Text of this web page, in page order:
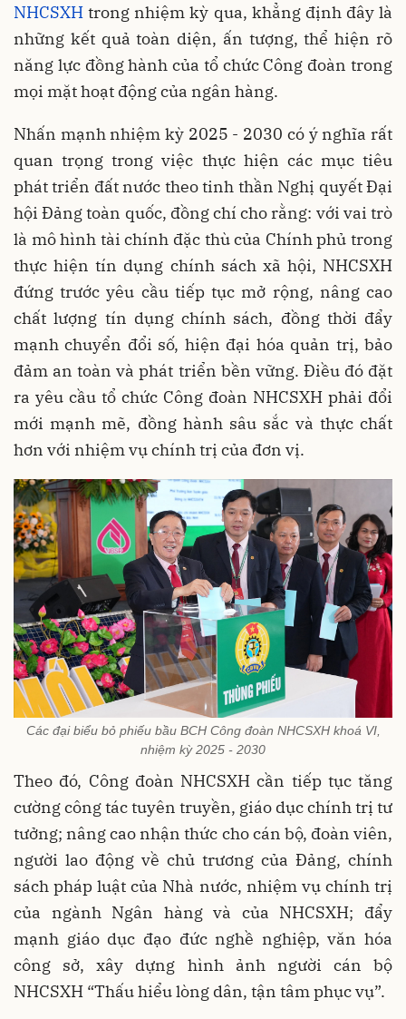
NHCSXH trong nhiệm kỳ qua, khẳng định đây là
những kết quả toàn diện, ấn tượng, thể hiện rõ
năng lực đồng hành của tổ chức Công đoàn trong
mọi mặt hoạt động của ngân hàng.
Nhấn mạnh nhiệm kỳ 2025 - 2030 có ý nghĩa rất
quan trọng trong việc thực hiện các mục tiêu
phát triển đất nước theo tinh thần Nghị quyết Đại
hội Đảng toàn quốc, đồng chí cho rằng: với vai trò
là mô hình tài chính đặc thù của Chính phủ trong
thực hiện tín dụng chính sách xã hội, NHCSXH
đứng trước yêu cầu tiếp tục mở rộng, nâng cao
chất lượng tín dụng chính sách, đồng thời đẩy
mạnh chuyển đổi số, hiện đại hóa quản trị, bảo
đảm an toàn và phát triển bền vững. Điều đó đặt
ra yêu cầu tổ chức Công đoàn NHCSXH phải đổi
mới mạnh mẽ, đồng hành sâu sắc và thực chất
hơn với nhiệm vụ chính trị của đơn vị.
Các đại biểu bỏ phiếu bầu BCH Công đoàn NHCSXH khoá VI,
nhiệm kỳ 2025 - 2030
Theo đó, Công đoàn NHCSXH cần tiếp tục tăng
cường công tác tuyên truyền, giáo dục chính trị tư
tưởng; nâng cao nhận thức cho cán bộ, đoàn viên,
người lao động về chủ trương của Đảng, chính
sách pháp luật của Nhà nước, nhiệm vụ chính trị
của ngành Ngân hàng và của NHCSXH; đẩy
mạnh giáo dục đạo đức nghề nghiệp, văn hóa
công sở, xây dựng hình ảnh người cán bộ
NHCSXH “Thấu hiểu lòng dân, tận tâm phục vụ”.